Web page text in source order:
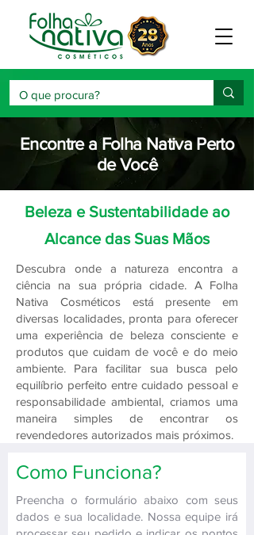
Encontre a Folha Nativa Perto
de Você
Beleza e Sustentabilidade ao
Alcance das Suas Mãos
Descubra onde a natureza encontra a
ciência na sua própria cidade. A Folha
Nativa Cosméticos está presente em
diversas localidades, pronta para oferecer
uma experiência de beleza consciente e
produtos que cuidam de você e do meio
ambiente. Para facilitar sua busca pelo
equilíbrio perfeito entre cuidado pessoal e
responsabilidade ambiental, criamos uma
maneira simples de encontrar os
revendedores autorizados mais próximos.
Como Funciona?
Preencha o formulário abaixo com seus
dados e sua localidade. Nossa equipe irá